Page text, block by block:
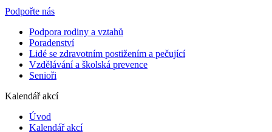
Podpořte nás
Podpora rodiny a vztahů
Poradenství
Lidé se zdravotním postižením a pečující
Vzdělávání a školská prevence
Senioři
Kalendář akcí
Úvod
Kalendář akcí